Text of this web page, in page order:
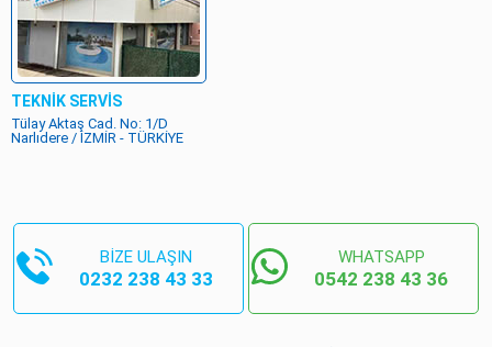
TEKNİK SERVİS
Tülay Aktaş Cad. No: 1/D
Narlıdere / İZMİR - TÜRKİYE
BİZE ULAŞIN
0232 238 43 33
WHATSAPP
0542 238 43 36